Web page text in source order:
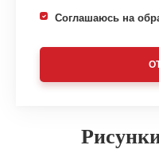
Соглашаюсь на